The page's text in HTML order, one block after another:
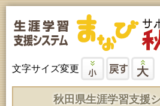
文字サイズ変更
秋田県生涯学習支援